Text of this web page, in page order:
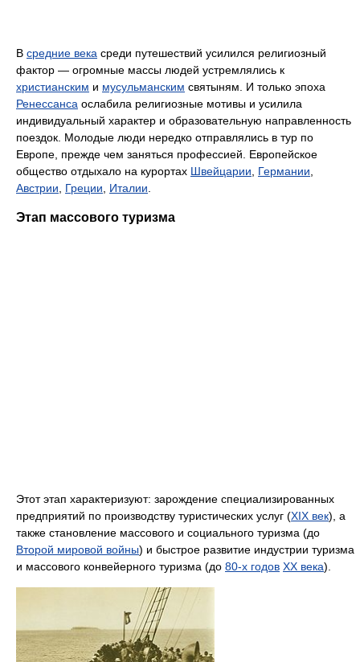
В средние века среди путешествий усилился религиозный
фактор — огромные массы людей устремлялись к
христианским и мусульманским святыням. И только эпоха
Ренессанса ослабила религиозные мотивы и усилила
индивидуальный характер и образовательную направленность
поездок. Молодые люди нередко отправлялись в тур по
Европе, прежде чем заняться профессией. Европейское
общество отдыхало на курортах Швейцарии Германии
Австрии
Греции Италии
Этап массового туризма
Этот этап характеризуют: зарождение специализированных
предприятий по производству туристических услуг (XIX век), а
также становление массового и социального туризма (до
Второй мировой войны) и быстрое развитие индустрии туризма
и массового конвейерного туризма (до 80-х годов XX века).